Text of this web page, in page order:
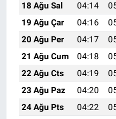
18 Ağu Sal
04:14
19 Ağu Çar
04:16
20 Ağu Per
04:17
21 Ağu Cum
04:18
22 Ağu Cts
04:19
23 Ağu Paz
04:20
24 Ağu Pts
04:22